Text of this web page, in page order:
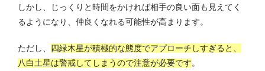
しかし、じっくりと時間をかければ相手の良い面も見えてく
るようになり、仲良くなれる可能性が高まります。
ただし、 四緑木星が積極的な態度でアプローチしすぎると、
八白土星は警戒してしまうので注意が必要です。